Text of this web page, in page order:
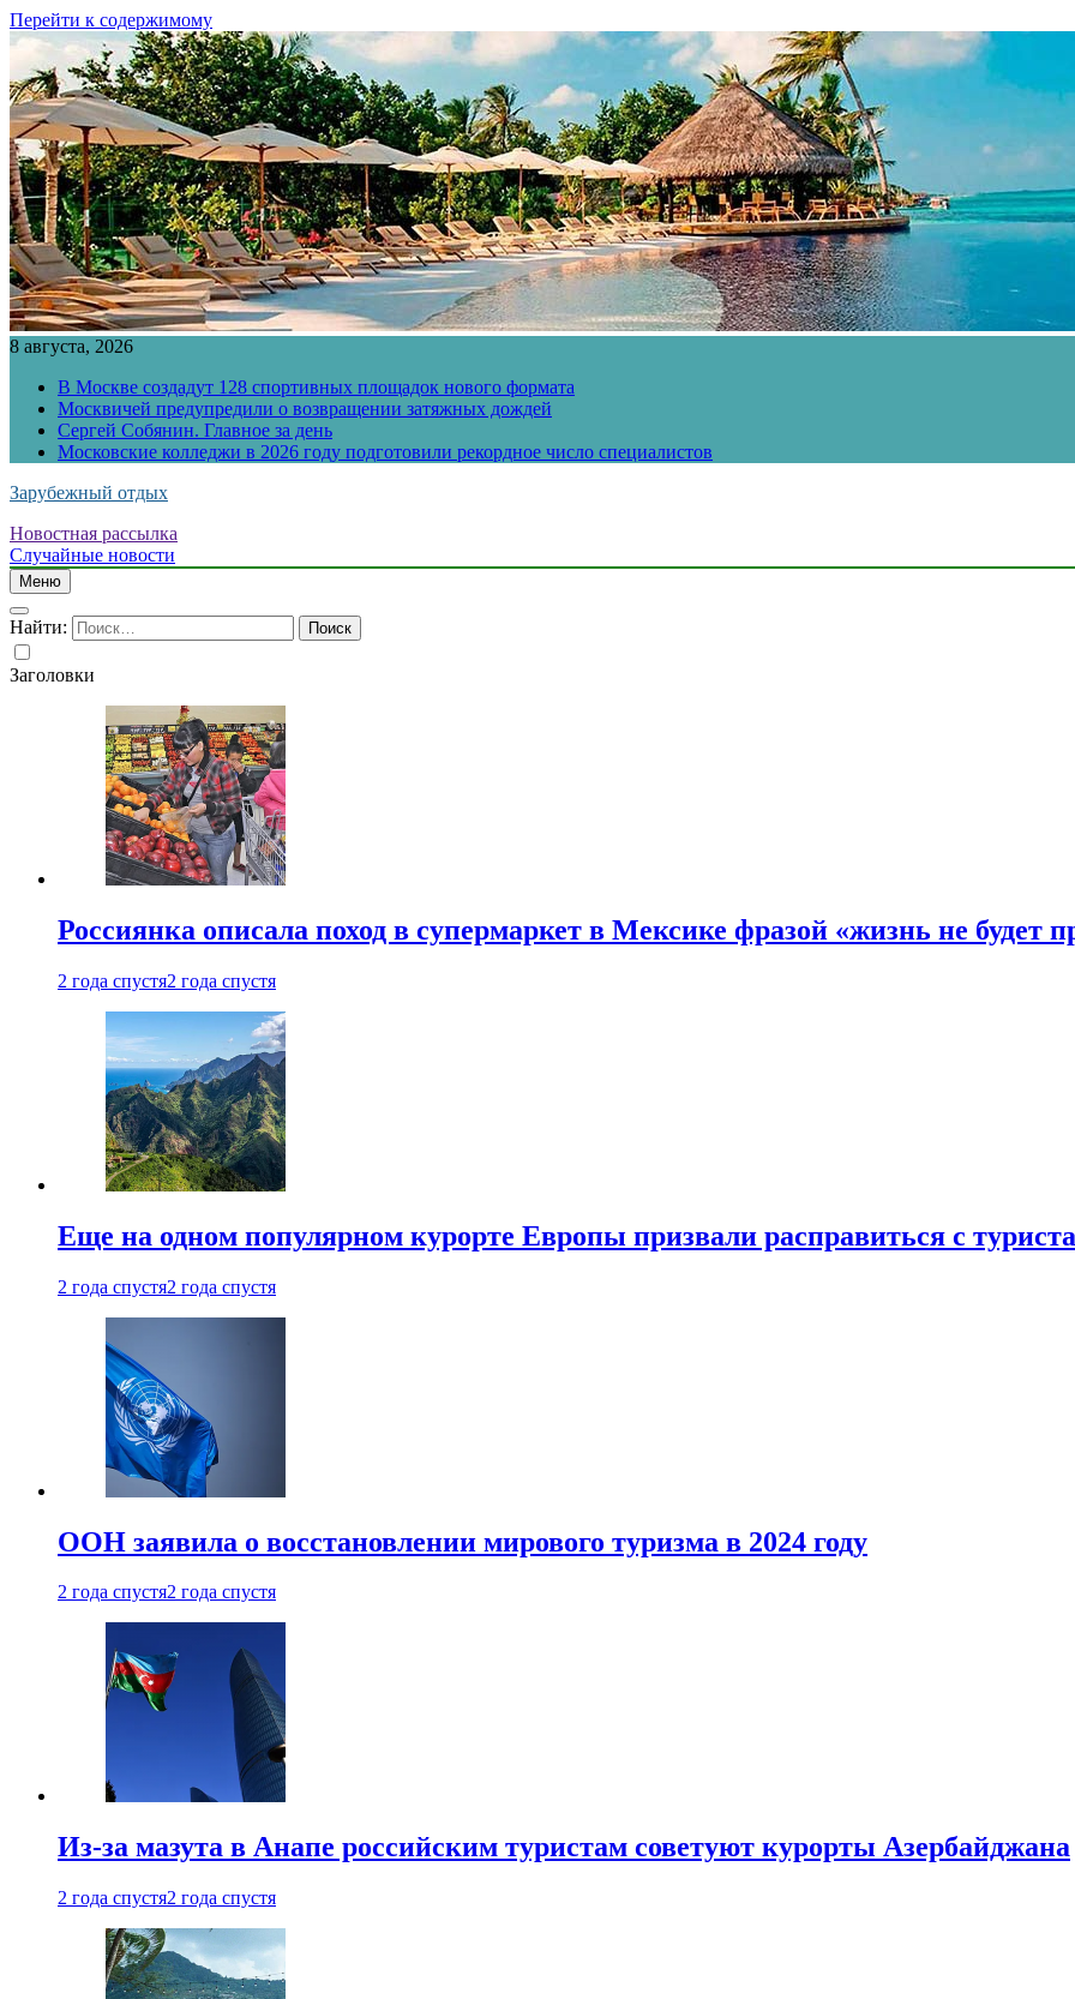
Перейти к содержимому
8 августа, 2026
В Москве создадут 128 спортивных площадок нового формата
Москвичей предупредили о возвращении затяжных дождей
Сергей Собянин. Главное за день
Московские колледжи в 2026 году подготовили рекордное число специалистов
Зарубежный отдых
Новостная рассылка
Случайные новости
Меню
Найти:
Заголовки
Россиянка описала поход в супермаркет в Мексике фразой «жизнь не будет
2 года спустя2 года спустя
Еще на одном популярном курорте Европы призвали расправиться с
2 года спустя2 года спустя
ООН заявила о восстановлении мирового туризма в 2024 году
2 года спустя2 года спустя
Из-за мазута в Анапе российским туристам советуют курорты Азербайджана
2 года спустя2 года спустя